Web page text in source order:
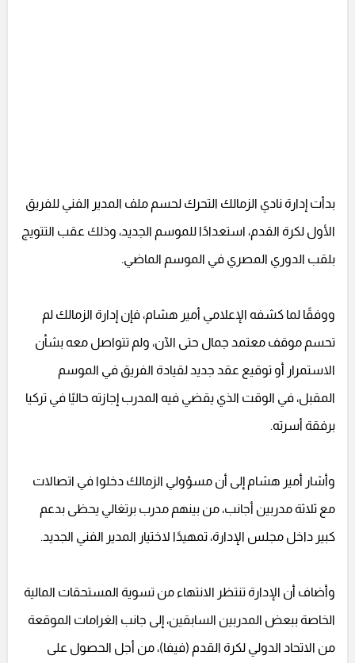
بدأت إدارة نادي الزمالك التحرك لحسم ملف المدير الفني للفريق
الأول لكرة القدم، استعدادًا للموسم الجديد، وذلك عقب التتويج
بلقب الدوري المصري في الموسم الماضي.
ووفقًا لما كشفه الإعلامي أمير هشام، فإن إدارة الزمالك لم
تحسم موقف معتمد جمال حتى الآن، ولم تتواصل معه بشأن
الاستمرار أو توقيع عقد جديد لقيادة الفريق في الموسم
المقبل، في الوقت الذي يقضي فيه المدرب إجازته حاليًا في تركيا
برفقة أسرته.
وأشار أمير هشام إلى أن مسؤولي الزمالك دخلوا في اتصالات
مع ثلاثة مدربين أجانب، من بينهم مدرب برتغالي يحظى بدعم
كبير داخل مجلس الإدارة، تمهيدًا لاختيار المدير الفني الجديد.
وأضاف أن الإدارة تنتظر الانتهاء من تسوية المستحقات المالية
الخاصة ببعض المدربين السابقين، إلى جانب الغرامات الموقعة
من الاتحاد الدولي لكرة القدم (فيفا)، من أجل الحصول على